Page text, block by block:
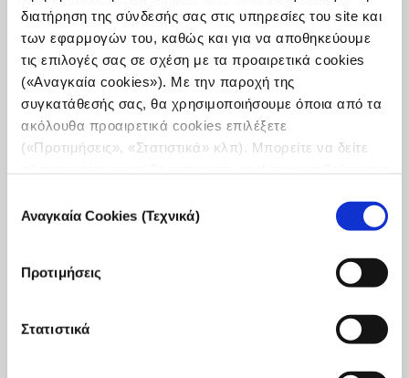
διατήρηση της σύνδεσής σας στις υπηρεσίες του site και
των εφαρμογών του, καθώς και για να αποθηκεύουμε
τις επιλογές σας σε σχέση με τα προαιρετικά cookies
(«Αναγκαία cookies»). Με την παροχή της
συγκατάθεσής σας, θα χρησιμοποιήσουμε όποια από τα
ακόλουθα προαιρετικά cookies επιλέξετε
(«Προτιμήσεις», «Στατιστικά» κλπ). Μπορείτε να δείτε
συγκατάθεσης
Αναγκαία Cookies (Τεχνικά)
Προτιμήσεις
Στατιστικά
Δημοσιογραφία στην Ελλάδα